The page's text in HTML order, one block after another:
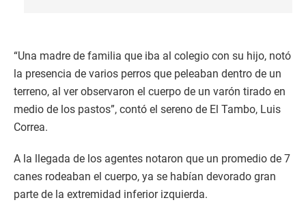
“Una madre de familia que iba al colegio con su hijo, notó
la presencia de varios perros que peleaban dentro de un
terreno, al ver observaron el cuerpo de un varón tirado en
medio de los pastos”, contó el sereno de El Tambo, Luis
Correa.
A la llegada de los agentes notaron que un promedio de 7
canes rodeaban el cuerpo, ya se habían devorado gran
parte de la extremidad inferior izquierda.